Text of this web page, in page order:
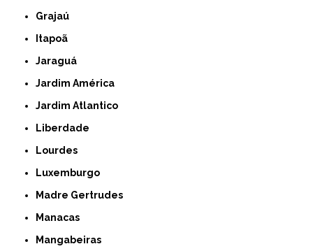
Grajaú
Itapoã
Jaraguá
Jardim América
Jardim Atlantico
Liberdade
Lourdes
Luxemburgo
Madre Gertrudes
Manacas
Mangabeiras